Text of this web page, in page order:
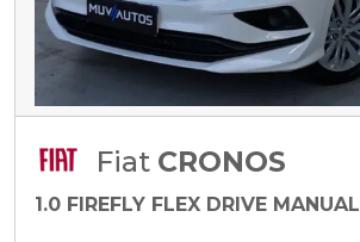
Fiat CRONOS
1.0 FIREFLY FLEX DRIVE MANUAL